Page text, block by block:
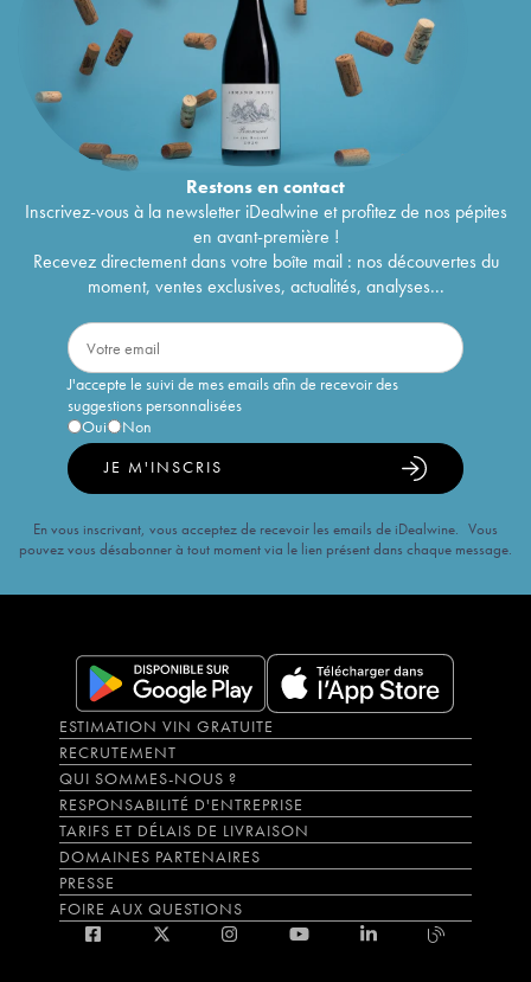
Restons encontact
Inscrivez-vous à la newsletter iDealwine et profitez de nos pépites
en avant-première !
Recevez directement dans votre boîte mail : nos découvertes du
moment, ventes exclusives, actualités, analyses...
J'accepte le suivi de mes emails afin de recevoir des
suggestions personnalisées
Oui
Non
JE M'INSCRIS
En vous inscrivant, vous acceptez de recevoir les emails de iDealwine. Vous
pouvez vous désabonner à tout moment via le lien présent dans chaque message.
ESTIMATION VIN GRATUITE
RECRUTEMENT
QUI SOMMES-NOUS ?
RESPONSABILITÉ D'ENTREPRISE
TARIFS ET DÉLAIS DE LIVRAISON
DOMAINES PARTENAIRES
PRESSE
FOIRE AUX QUESTIONS